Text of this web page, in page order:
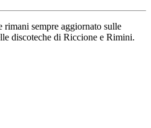
sempre aggiornato sulle
discoteche di Riccione e Rimini.